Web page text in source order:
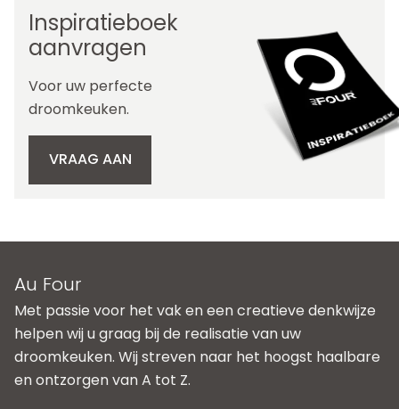
Inspiratieboek
aanvragen
Voor uw perfecte
droomkeuken.
VRAAG AAN
Au Four
Met passie voor het vak en een creatieve denkwijze
helpen wij u graag bij de realisatie van uw
droomkeuken. Wij streven naar het hoogst haalbare
en ontzorgen van A tot Z.